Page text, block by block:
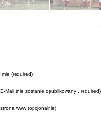
Imie (required)
E-Mail (nie zostanie opublikowany , required)
strona www (opcjonalnie)